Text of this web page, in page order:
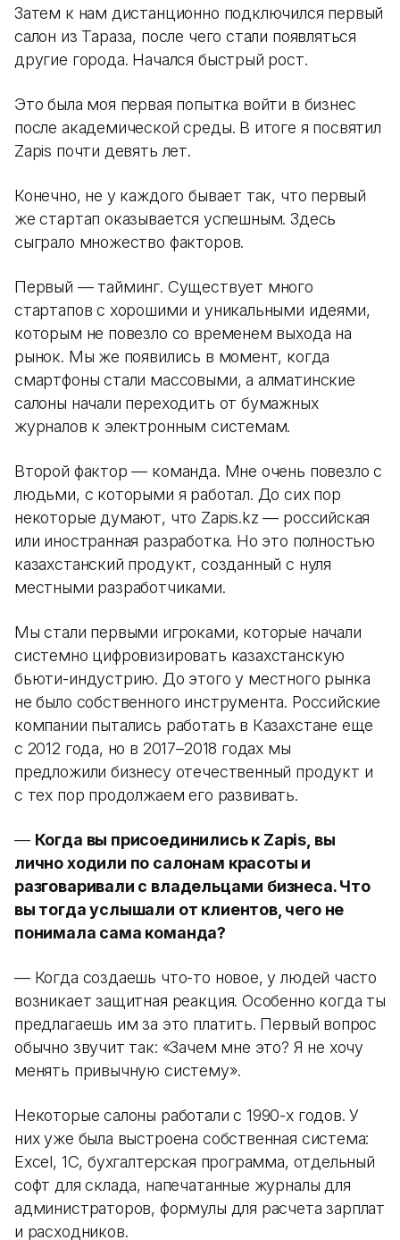
Затем к нам дистанционно подключился первый
салон из Тараза, после чего стали появляться
другие города. Начался быстрый рост.
Это была моя первая попытка войти в бизнес
после академической среды. В итоге я посвятил
Zapis почти девять лет.
Конечно, не у каждого бывает так, что первый
же стартап оказывается успешным. Здесь
сыграло множество факторов.
Первый — тайминг. Существует много
стартапов с хорошими и уникальными идеями,
которым не повезло со временем выхода на
рынок. Мы же появились в момент, когда
смартфоны стали массовыми, а алматинские
салоны начали переходить от бумажных
журналов к электронным системам.
Второй фактор — команда. Мне очень повезло с
людьми, с которыми я работал. До сих пор
некоторые думают, что Zapis.kz — российская
или иностранная разработка. Но это полностью
казахстанский продукт, созданный с нуля
местными разработчиками.
Мы стали первыми игроками, которые начали
системно цифровизировать казахстанскую
бьюти-индустрию. До этого у местного рынка
не было собственного инструмента. Российские
компании пытались работать в Казахстане еще
с 2012 года, но в 2017–2018 годах мы
предложили бизнесу отечественный продукт и
с тех пор продолжаем его развивать.
— Когда вы присоединились к Zapis, вы
лично ходили по салонам красоты и
разговаривали с владельцами бизнеса. Что
вы тогда услышали от клиентов, чего не
понимала сама команда?
— Когда создаешь что-то новое, у людей часто
возникает защитная реакция. Особенно когда ты
предлагаешь им за это платить. Первый вопрос
обычно звучит так: «Зачем мне это? Я не хочу
менять привычную систему».
Некоторые салоны работали с 1990-х годов. У
них уже была выстроена собственная система:
Excel, 1С, бухгалтерская программа, отдельный
софт для склада, напечатанные журналы для
администраторов, формулы для расчета зарплат
и расходников.